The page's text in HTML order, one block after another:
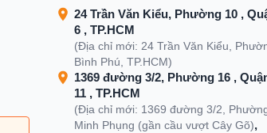
24 Trần Văn Kiểu, Phường 10 ,
6 , TP.HCM
(Địa chỉ mới: 24 Trần Văn Kiểu,
Bình Phú, TP.HCM)
1369 đường 3/2, Phường 16 ,
11 , TP.HCM
(Địa chỉ mới: 1369 đường 3/2,
Minh Phụng (gần cầu vượt Cây Gõ),